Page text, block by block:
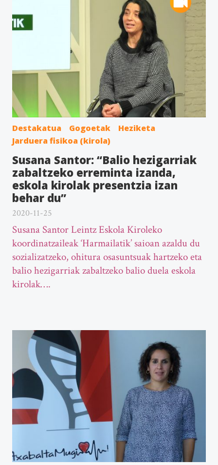
Destakatua Gogoetak
Heziketa
Jarduera fisikoa (kirola)
Susana Santor: “Balio hezigarriak
zabaltzeko erreminta izanda,
eskola kirolak presentzia izan
behar du”
2020-11-25
Susana Santor Leintz Eskola Kiroleko
koordinatzaileak ‘Harmailatik’ saioan azaldu du
sozializatzeko, ohitura osasuntsuak hartzeko eta
balio hezigarriak zabaltzeko balio duela eskola
kirolak….